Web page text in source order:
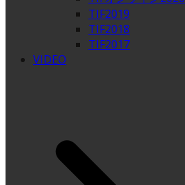
TIF2019
TIF2018
TIF2017
VIDEO